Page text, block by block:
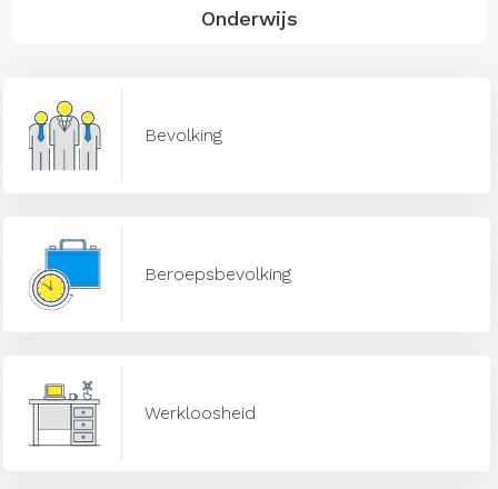
Onderwijs
Bevolking
Beroepsbevolking
Werkloosheid